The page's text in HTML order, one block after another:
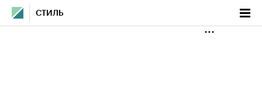
СТИЛЬ